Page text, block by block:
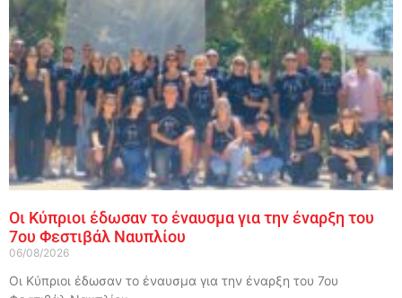
Οι Κύπριοι έδωσαν το έναυσμα για την έναρξη του
7ου Φεστιβάλ Ναυπλίου
06/08/2026
Οι Κύπριοι έδωσαν το έναυσμα για την έναρξη του 7ου